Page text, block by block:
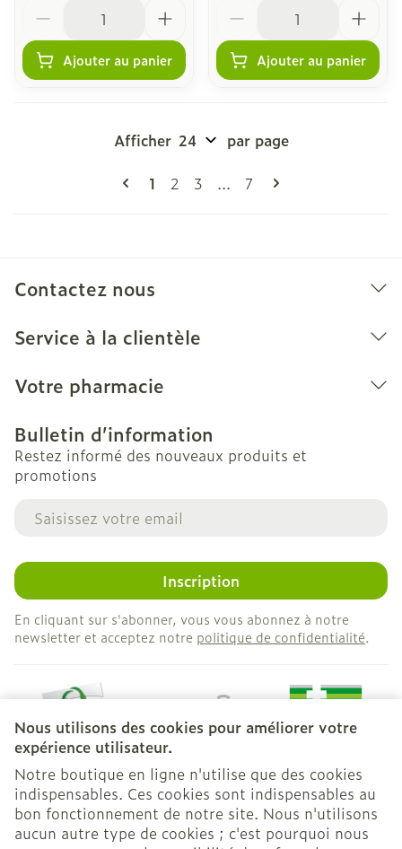
Nous utilisons des cookies pour améliorer votre
expérience utilisateur.
Notre boutique en ligne n'utilise que des cookies
indispensables. Ces cookies sont indispensables au
bon fonctionnement de notre site. Nous n'utilisons
aucun autre type de cookies ; c'est pourquoi nous
Ajouter au panier Ajouter au panier
Pages
Vous lisez actuellement la page
1 Page
2 Page
3 ... Page
7
Afficher par page
Contactez nous
Service à la clientèle
Votre pharmacie
Bulletin d’information
Restez informé des nouveaux produits et
promotions
Adresse mail
Inscription
En cliquant sur s'abonner, vous vous abonnez à notre
newsletter et acceptez notre politique de confidentialité.
Liens légaux